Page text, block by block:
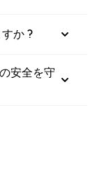
か ?
安全を守